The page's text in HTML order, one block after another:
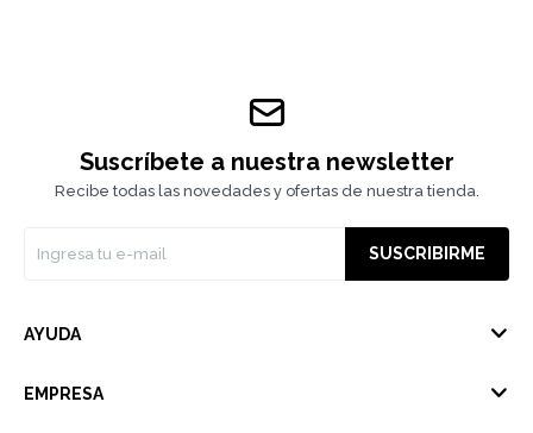
Suscríbete a nuestra newsletter
Recibe todas las novedades y ofertas de nuestra tienda.
SUSCRIBIRME
AYUDA
EMPRESA